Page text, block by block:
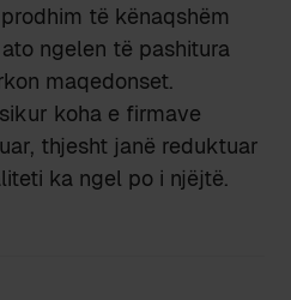
të kënaqshëm
ngelen të pashitura
maqedonset.
koha e firmave
thjesht janë reduktuar
ka ngel po i njëjtë.